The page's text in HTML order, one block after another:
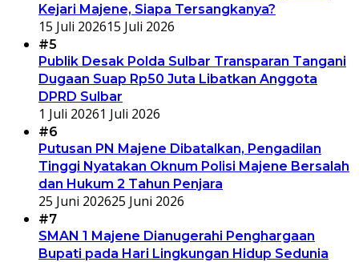
Kejari Majene, Siapa Tersangkanya?
15 Juli 202615 Juli 2026
#5
Publik Desak Polda Sulbar Transparan Tangani
Dugaan Suap Rp50 Juta Libatkan Anggota
DPRD Sulbar
1 Juli 20261 Juli 2026
#6
Putusan PN Majene Dibatalkan, Pengadilan
Tinggi Nyatakan Oknum Polisi Majene Bersalah
dan Hukum 2 Tahun Penjara
25 Juni 202625 Juni 2026
#7
SMAN 1 Majene Dianugerahi Penghargaan
Bupati pada Hari Lingkungan Hidup Sedunia